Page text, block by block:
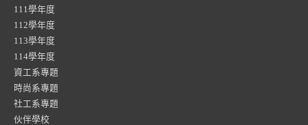
111學年度
112學年度
113學年度
114學年度
資工系專題
時尚系專題
社工系專題
伙伴學校